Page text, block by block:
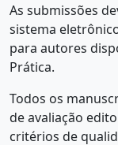
As submissões
sistema
para autores
Prática.
Todos os
de avaliação
critérios de